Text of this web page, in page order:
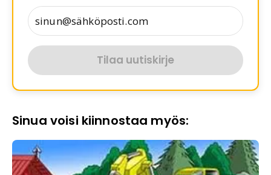
Tilaa uutiskirje
Sinua voisi kiinnostaa myös: